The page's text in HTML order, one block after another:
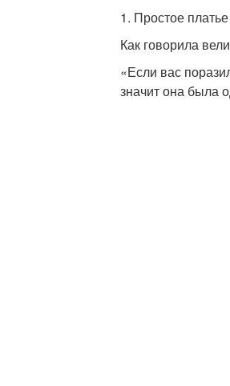
1. Простое
Как говорила
«Если вас
значит она была